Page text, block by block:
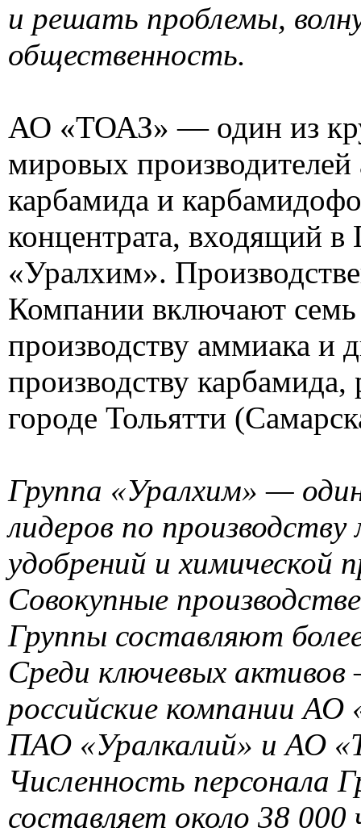
и решать проблемы,
общественность.
АО «ТОАЗ» — один из
мировых
карбамида и
концентрата, входящий в
«Уралхим».
Компании включают семь
производству аммиака и
производству
городе Тольятти
Группа «Уралхим» —
лидеров по
удобрений и химической
Совокупные
Группы составляют
Среди ключевых
российские компании
ПАО «Уралкалий» и АО
Численность персонала
составляет около 38 000